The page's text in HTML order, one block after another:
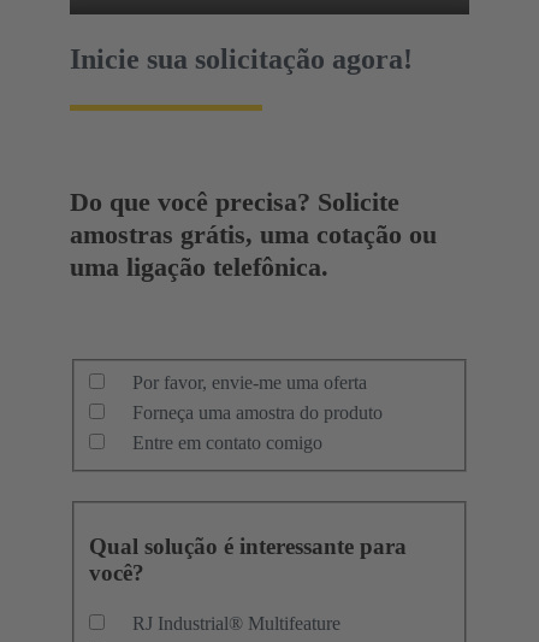
Inicie sua solicitação agora!
Do que você precisa? Solicite
amostras grátis, uma cotação ou
uma ligação telefônica.
Por favor, envie-me uma oferta
Forneça uma amostra do produto
Entre em contato comigo
Qual solução é interessante para
você?
RJ Industrial® Multifeature